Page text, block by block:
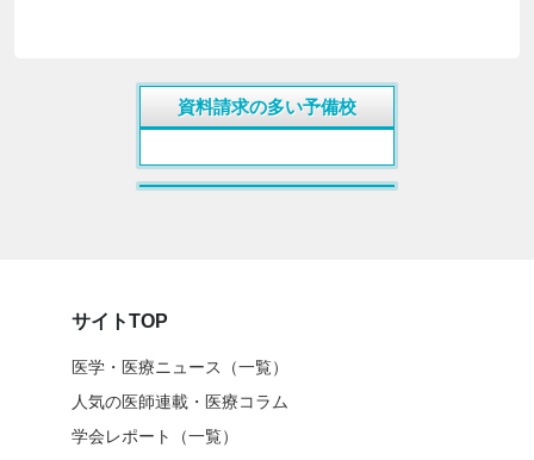
資料請求の多い予備校
サイトTOP
医学・医療ニュース（一覧）
人気の医師連載・医療コラム
学会レポート（一覧）